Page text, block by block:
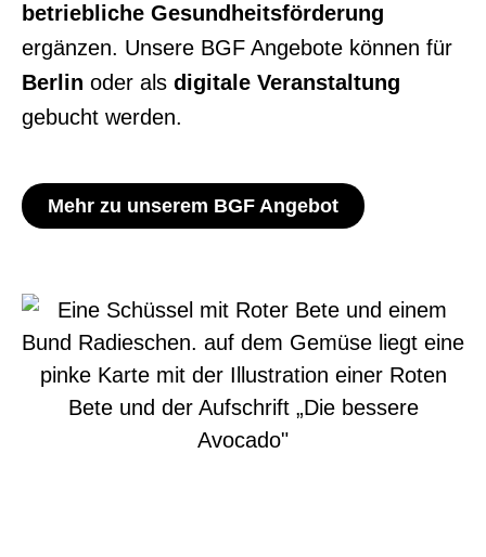
betriebliche Gesundheitsförderung
ergänzen. Unsere BGF Angebote können für
Berlin oder als digitale Veranstaltung
gebucht werden.
Mehr zu unserem BGF Angebot